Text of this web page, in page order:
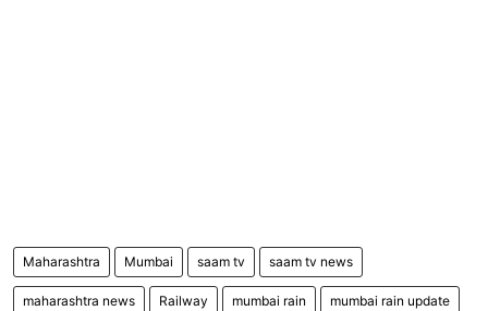
Maharashtra Mumbai saam tv saam tv news
maharashtra news Railway mumbai rain mumbai rain update